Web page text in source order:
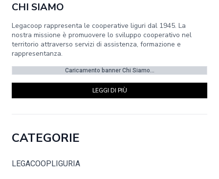
CHI SIAMO
Legacoop rappresenta le cooperative liguri dal 1945. La
nostra missione è promuovere lo sviluppo cooperativo nel
territorio attraverso servizi di assistenza, formazione e
rappresentanza.
Caricamento banner Chi Siamo...
LEGGI DI PIÙ
CATEGORIE
LEGACOOPLIGURIA